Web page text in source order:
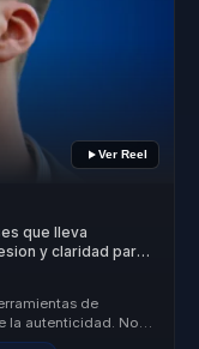
Ver Reel
que lleva
y claridad para
de
la autenticidad. No